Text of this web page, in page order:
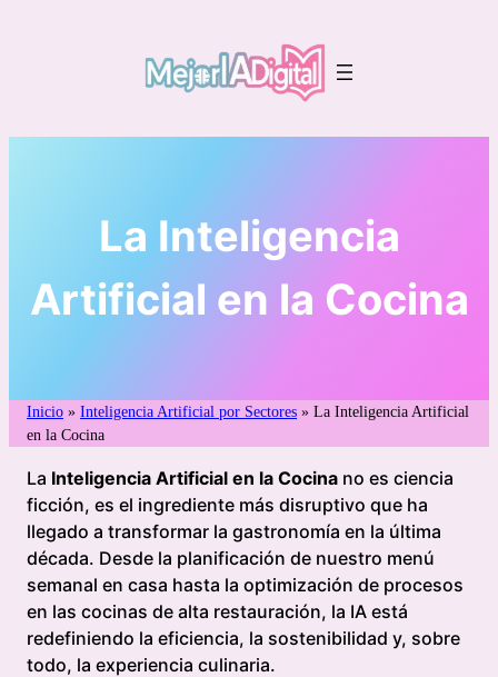
La Inteligencia
Artificial en la Cocina
Inicio » Inteligencia Artificial por Sectores » La Inteligencia Artificial
en la Cocina
La Inteligencia Artificial en la Cocina no es ciencia
ficción, es el ingrediente más disruptivo que ha
llegado a transformar la gastronomía en la última
década. Desde la planificación de nuestro menú
semanal en casa hasta la optimización de procesos
en las cocinas de alta restauración, la IA está
redefiniendo la eficiencia, la sostenibilidad y, sobre
todo, la experiencia culinaria.